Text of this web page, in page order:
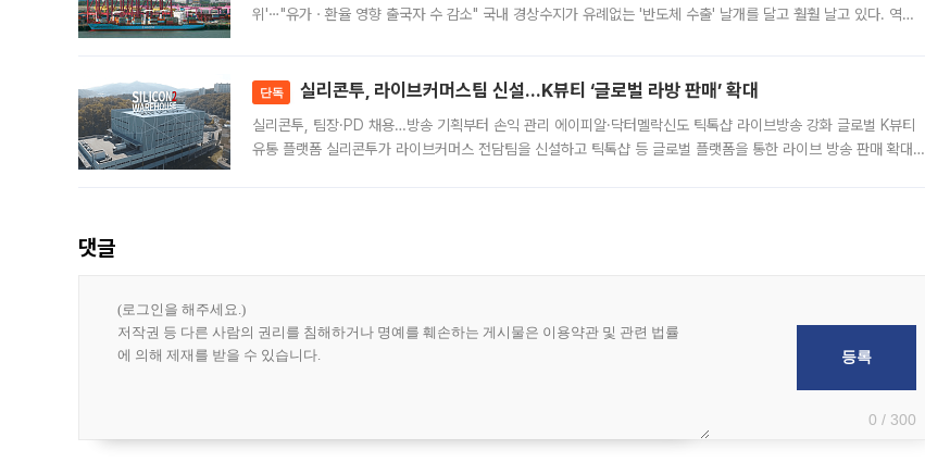
위'⋯"유가ㆍ환율 영향 출국자 수 감소" 국내 경상수지가 유례없는 '반도체 수출' 날개를 달고 훨훨 날고 있다. 역대
단독 실리콘투, 라이브커머스팀 신설…K뷰티 ‘글로벌 라방 판매’ 확대
실리콘투, 팀장·PD 채용…방송 기획부터 손익 관리 에이피알·닥터멜락신도 틱톡샵 라이브방송 강화 글로벌 K뷰티
유통 플랫폼 실리콘투가 라이브커머스 전담팀을 신설하고 틱톡샵 등 글로벌 플랫폼을 통한 라이브 방송 판매 확대에
댓글
0 / 300